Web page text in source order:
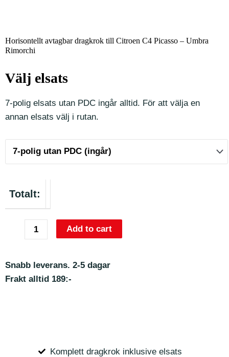
Horisontellt avtagbar dragkrok till Citroen C4 Picasso – Umbra
Rimorchi
Välj elsats
7-polig elsats utan PDC ingår alltid. För att välja en
annan elsats välj i rutan.
Totalt:
Add to cart
Snabb leverans. 2-5 dagar
Frakt alltid 189:-
Komplett dragkrok inklusive elsats